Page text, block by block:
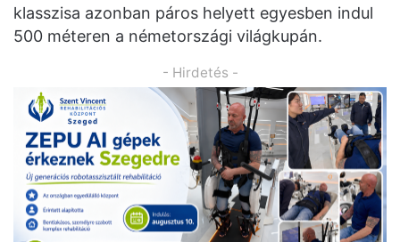
klasszisa azonban páros helyett egyesben indul
500 méteren a németországi világkupán.
- Hirdetés -